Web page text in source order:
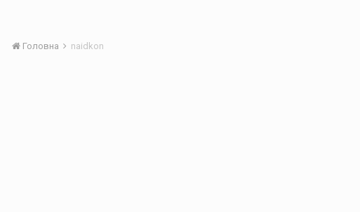
Головна naidkon